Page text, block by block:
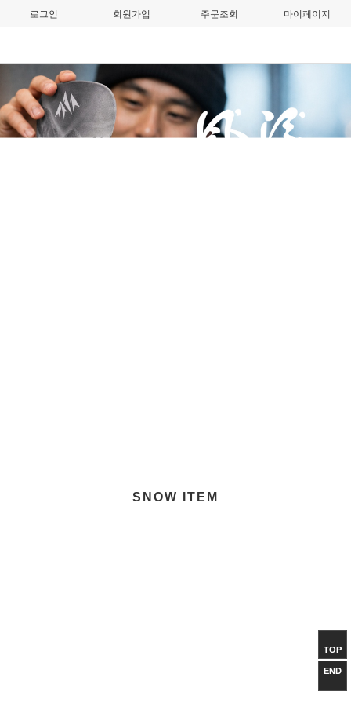
로그인 회원가입 주문조회 마이페이지
SNOW ITEM
TOP
END
TOP
END